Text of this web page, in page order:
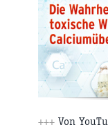
+++ Von